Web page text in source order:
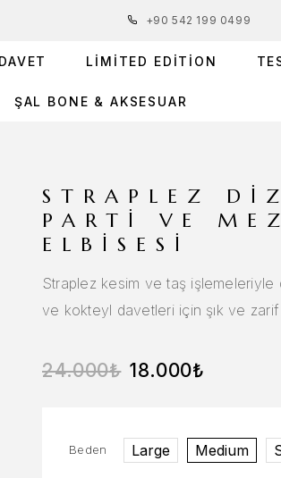
+90 542 199 0499
LIMITED EDITION
ŞAL BONE & AKSESUAR
STRAPLEZ
PARTI VE
ELBISESI
Straplez kesim ve taş işlemeleriyle
ve kokteyl davetleri için şık ve
24.000₺ 18.000₺
Beden Large Medium